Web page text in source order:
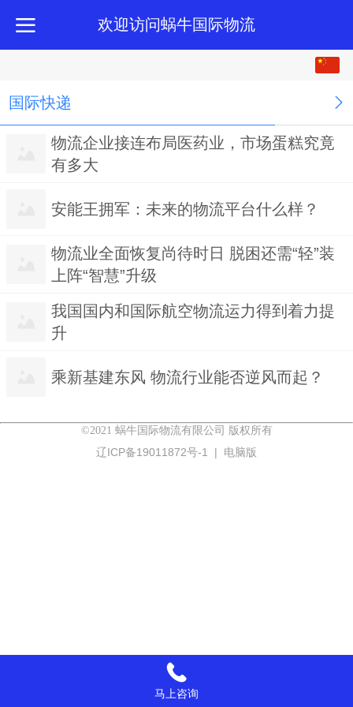
欢迎访问蜗牛国际物流
繁体
国际快递
物流企业接连布局医药业，市场蛋糕究竟
有多大
安能王拥军：未来的物流平台什么样？
物流业全面恢复尚待时日 脱困还需“轻”装
上阵“智慧”升级
我国国内和国际航空物流运力得到着力提
升
乘新基建东风 物流行业能否逆风而起？
©2021 蜗牛国际物流有限公司 版权所有
辽ICP备19011872号-1 | 电脑版
马上咨询